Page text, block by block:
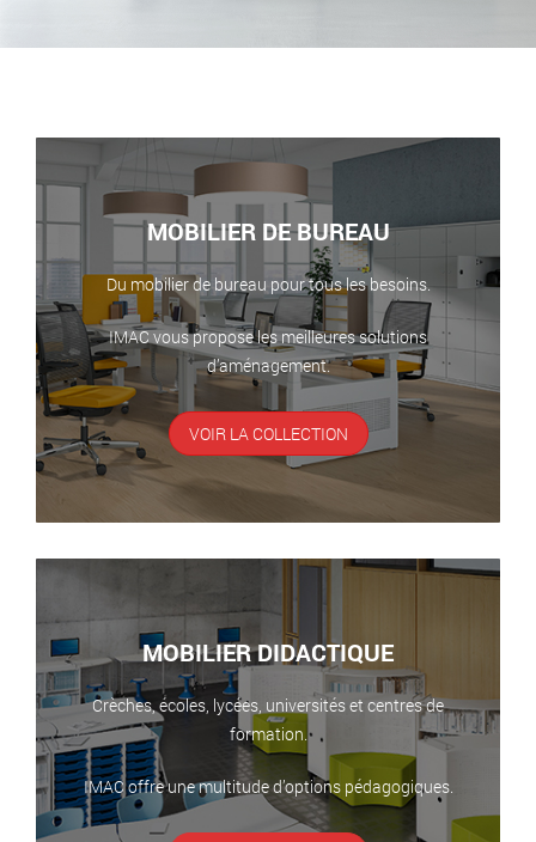
MOBILIER DE BUREAU
Du mobilier de bureau pour tous les besoins.
IMAC vous propose les meilleures solutions
d’aménagement.
VOIR LA COLLECTION
MOBILIER DIDACTIQUE
Crèches, écoles, lycées, universités et centres de
formation.
IMAC offre une multitude d’options pédagogiques.